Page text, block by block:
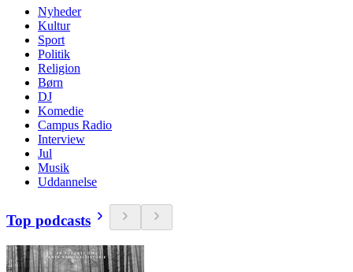
Nyheder
Kultur
Sport
Politik
Religion
Børn
DJ
Komedie
Campus Radio
Interview
Jul
Musik
Uddannelse
Top podcasts